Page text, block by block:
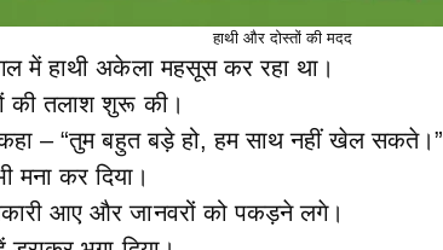
हाथी और दोस्तों की मदद
में हाथी अकेला महसूस कर रहा था।
की तलाश शुरू की।
– “तुम बहुत बड़े हो, हम साथ नहीं खेल सकते।”
मना कर दिया।
आए और जानवरों को पकड़ने लगे।